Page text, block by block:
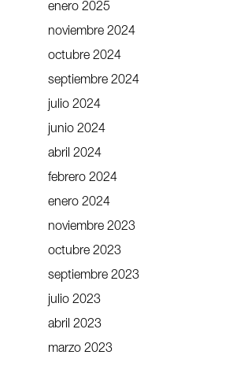
enero 2025
noviembre 2024
octubre 2024
septiembre 2024
julio 2024
junio 2024
abril 2024
febrero 2024
enero 2024
noviembre 2023
octubre 2023
septiembre 2023
julio 2023
abril 2023
marzo 2023